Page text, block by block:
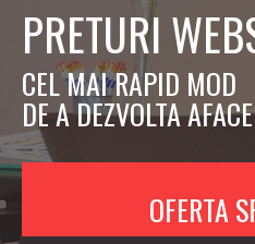
PRETURI
CEL MAI RAPID MOD
DE A DEZVOLTA
OFERTA